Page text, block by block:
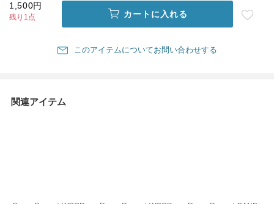
1,500円
残り1点 カートに入れる
このアイテムについてお問い合わせする
関連アイテム